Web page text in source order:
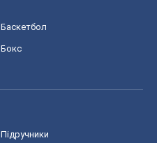
Баскетбол
Бокс
Підручники